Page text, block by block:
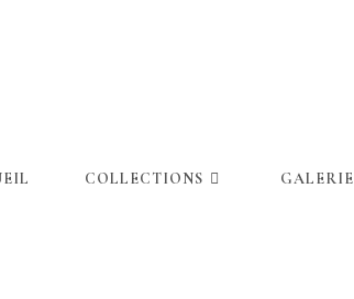
COLLECTIONS GALERIE